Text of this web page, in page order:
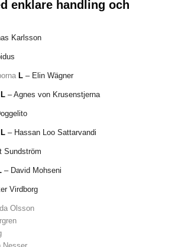
enklare handling och
Karlsson
L– Elin Wägner
L– Agnes von Krusenstjerna
L– Hassan Loo Sattarvandi
Sundström
– David Mohseni
Virdborg
Olsson